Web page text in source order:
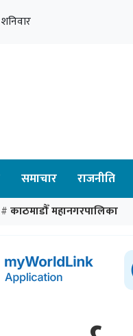
समाचार राजनीति
# काठमाडौँ महानगरपालिका